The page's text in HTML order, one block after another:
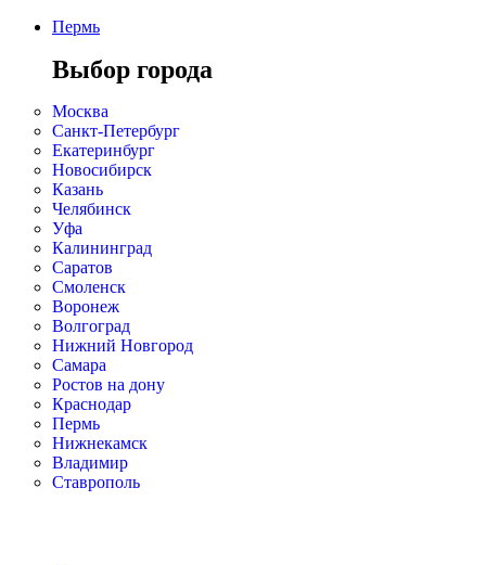
Пермь
Выбор города
Москва
Санкт-Петербург
Екатеринбург
Новосибирск
Казань
Челябинск
Уфа
Калининград
Саратов
Смоленск
Воронеж
Волгоград
Нижний Новгород
Самара
Ростов на дону
Краснодар
Пермь
Нижнекамск
Владимир
Ставрополь